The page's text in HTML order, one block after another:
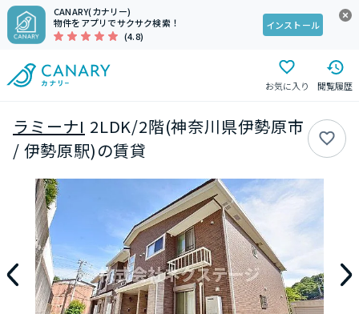
CANARY(カナリー)
物件をアプリでサクサク検索！
(4.8)
インストール
お気に入り 閲覧履歴
ラミーナI 2LDK/2階(神奈川県伊勢原市
/ 伊勢原駅)の賃貸